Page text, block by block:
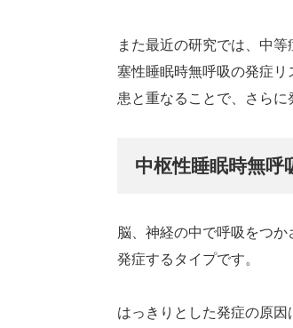
また最近の研究では、中
塞性睡眠時無呼吸の発症
患と重なることで、さらに
中枢性睡眠時無呼
脳、神経の中で呼吸をつ
発症するタイプです。
はっきりとした発症の原因